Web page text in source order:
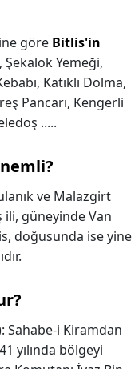
göre Bitlis'in
Yemeği,
Katıklı Dolma,
Pancarı, Kengerli
.....
ve Malazgirt
ili, güneyinde Van
doğusunda ise yine
Sahabe-i Kiramdan
yılında bölgeyi